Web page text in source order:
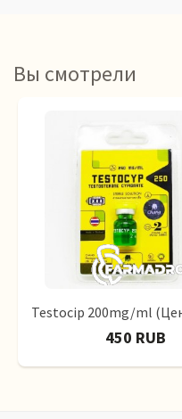
Вы смотрели
Testocip 200mg/ml
450 RUB